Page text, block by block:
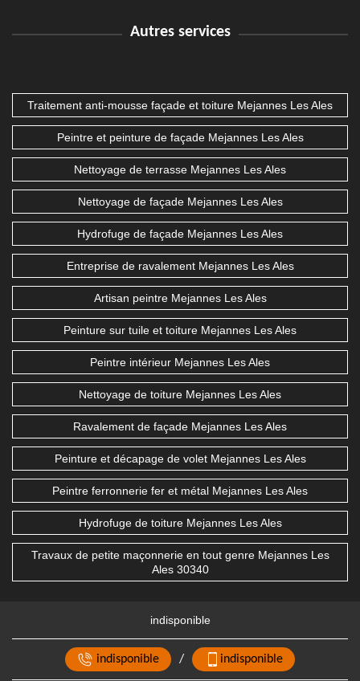
Autres services
Traitement anti-mousse façade et toiture Mejannes Les Ales
Peintre et peinture de façade Mejannes Les Ales
Nettoyage de terrasse Mejannes Les Ales
Nettoyage de façade Mejannes Les Ales
Hydrofuge de façade Mejannes Les Ales
Entreprise de ravalement Mejannes Les Ales
Artisan peintre Mejannes Les Ales
Peinture sur tuile et toiture Mejannes Les Ales
Peintre intérieur Mejannes Les Ales
Nettoyage de toiture Mejannes Les Ales
Ravalement de façade Mejannes Les Ales
Peinture et décapage de volet Mejannes Les Ales
Peintre ferronnerie fer et métal Mejannes Les Ales
Hydrofuge de toiture Mejannes Les Ales
Travaux de petite maçonnerie en tout genre Mejannes Les
Ales 30340
indisponible
indisponible / indisponible